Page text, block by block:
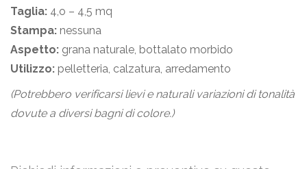
Taglia: 4,o – 4,5 mq
Stampa: nessuna
Aspetto: grana naturale, bottalato morbido
Utilizzo: pelletteria, calzatura, arredamento
(Potrebbero verificarsi lievi e naturali variazioni di tonalità
dovute a diversi bagni di colore.)